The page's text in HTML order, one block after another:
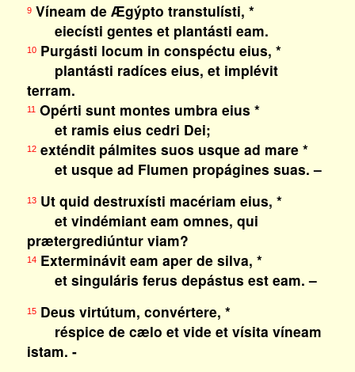
9Víneam de Ægýpto transtulísti, *
eiecísti gentes et plantásti eam.
10Purgásti locum in conspéctu eius, *
plantásti radíces eius, et implévit
terram.
11Opérti sunt montes umbra eius *
et ramis eius cedri Dei;
12exténdit pálmites suos usque ad mare *
et usque ad Flumen propágines suas. –
13Ut quid destruxísti macériam eius, *
et vindémiant eam omnes, qui
prætergrediúntur viam?
14Exterminávit eam aper de silva, *
et singuláris ferus depástus est eam. –
15Deus virtútum, convértere, *
réspice de cælo et vide et vísita víneam
istam. -